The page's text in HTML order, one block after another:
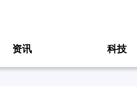
资讯 科技